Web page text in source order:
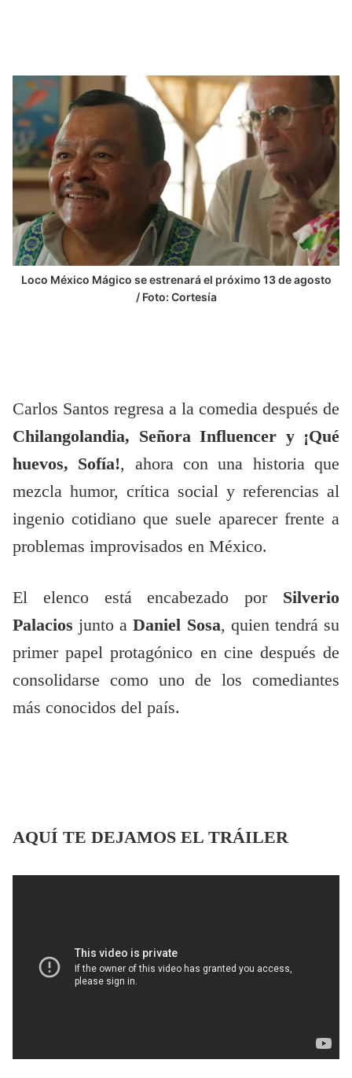
Loco México Mágico se estrenará el próximo 13 de agosto
/ Foto: Cortesía
Carlos Santos regresa a la comedia después de
Chilangolandia, Señora Influencer y ¡Qué
huevos, Sofía!, ahora con una historia que
mezcla humor, crítica social y referencias al
ingenio cotidiano que suele aparecer frente a
problemas improvisados en México.
El elenco está encabezado por Silverio
Palacios junto aDaniel Sosa, quien tendrá su
primer papel protagónico en cine después de
consolidarse como uno de los comediantes
más conocidos del país.
AQUÍ TE DEJAMOS EL TRÁILER